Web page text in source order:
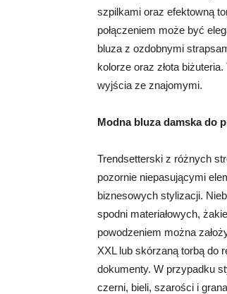
szpilkami oraz efektowną
połączeniem może być
bluza z ozdobnymi
kolorze oraz złota
wyjścia ze znajomymi.
Modna bluza damska do
Trendsetterski z różnych
pozornie niepasującymi
biznesowych stylizacji.
spodni materiałowych,
powodzeniem można
XXL lub skórzaną torbą do
dokumenty. W przypadku
czerni, bieli, szarości i